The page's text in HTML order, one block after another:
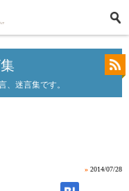
、迷言集です。
» 2014/07/28